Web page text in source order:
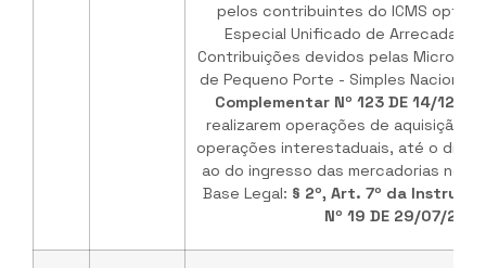
pelos contribuintes do ICMS
Especial Unificado de
Contribuições devidos pelas
de Pequeno Porte - Simples
Complementar Nº 123 DE 14/12/
realizarem operações de aquisição
operações interestaduais, até o dia
ao do ingresso das mercadorias no
Base Legal: § 2º, Art. 7º da
Nº 19 DE 29/07/